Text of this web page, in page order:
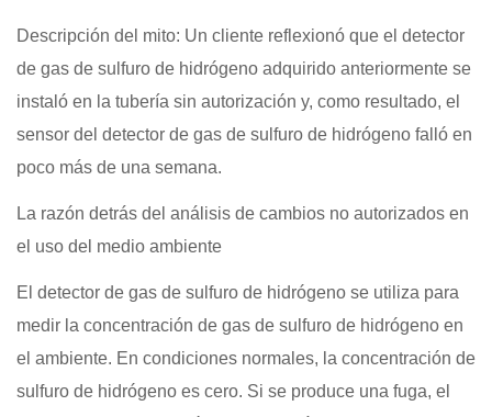
Descripción del mito: Un cliente reflexionó que el detector
de gas de sulfuro de hidrógeno adquirido anteriormente se
instaló en la tubería sin autorización y, como resultado, el
sensor del detector de gas de sulfuro de hidrógeno falló en
poco más de una semana.
La razón detrás del análisis de cambios no autorizados en
el uso del medio ambiente
El detector de gas de sulfuro de hidrógeno se utiliza para
medir la concentración de gas de sulfuro de hidrógeno en
el ambiente. En condiciones normales, la concentración de
sulfuro de hidrógeno es cero. Si se produce una fuga, el